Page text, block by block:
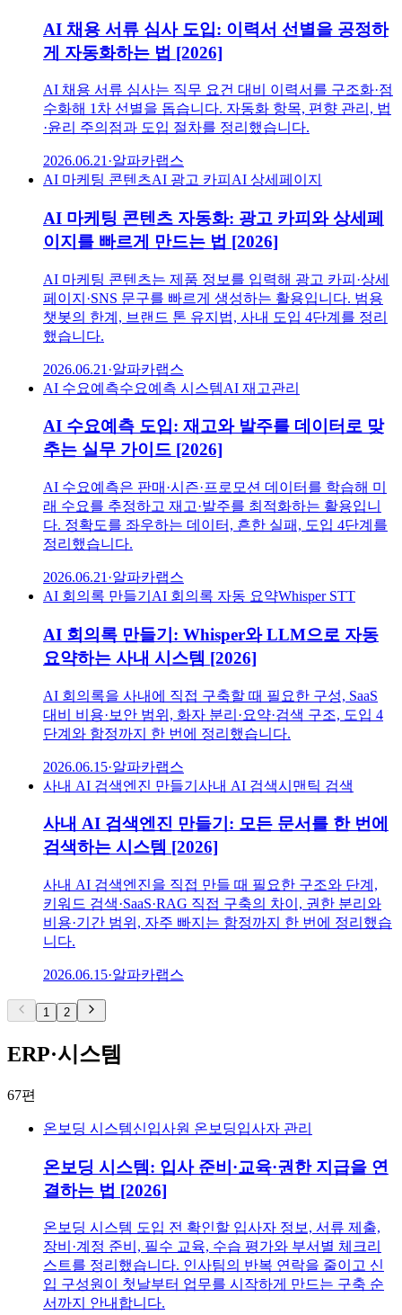
AI 채용 서류 심사 도입: 이력서 선별을 공정하
게 자동화하는 법 [2026]
AI 채용 서류 심사는 직무 요건 대비 이력서를 구조화·점
수화해 1차 선별을 돕습니다. 자동화 항목, 편향 관리, 법
·윤리 주의점과 도입 절차를 정리했습니다.
2026.06.21 ·알파카랩스
AI 마케팅 콘텐츠AI 광고 카피 AI 상세페이지
AI 마케팅 콘텐츠 자동화: 광고 카피와 상세페
이지를 빠르게 만드는 법 [2026]
AI 마케팅 콘텐츠는 제품 정보를 입력해 광고 카피·상세
페이지·SNS 문구를 빠르게 생성하는 활용입니다. 범용
챗봇의 한계, 브랜드 톤 유지법, 사내 도입 4단계를 정리
했습니다.
2026.06.21 ·알파카랩스
AI 수요예측수요예측 시스템AI 재고관리
AI 수요예측 도입: 재고와 발주를 데이터로 맞
추는 실무 가이드 [2026]
AI 수요예측은 판매·시즌·프로모션 데이터를 학습해 미
래 수요를 추정하고 재고·발주를 최적화하는 활용입니
다. 정확도를 좌우하는 데이터, 흔한 실패, 도입 4단계를
정리했습니다.
2026.06.21 ·알파카랩스
AI 회의록 만들기 AI 회의록 자동 요약Whisper STT
AI 회의록 만들기: Whisper와 LLM으로 자동
요약하는 사내 시스템 [2026]
AI 회의록을 사내에 직접 구축할 때 필요한 구성, SaaS
대비 비용·보안 범위, 화자 분리·요약·검색 구조, 도입 4
단계와 함정까지 한 번에 정리했습니다.
2026.06.15·알파카랩스
사내 AI 검색엔진 만들기 사내 AI 검색시맨틱 검색
사내 AI 검색엔진 만들기: 모든 문서를 한 번에
검색하는 시스템 [2026]
사내 AI 검색엔진을 직접 만들 때 필요한 구조와 단계,
키워드 검색·SaaS·RAG 직접 구축의 차이, 권한 분리와
비용·기간 범위, 자주 빠지는 함정까지 한 번에 정리했습
니다.
2026.06.15·알파카랩스
1 2
ERP·시스템
67편
온보딩 시스템신입사원 온보딩입사자 관리
온보딩 시스템: 입사 준비·교육·권한 지급을 연
결하는 법 [2026]
온보딩 시스템 도입 전 확인할 입사자 정보, 서류 제출,
장비·계정 준비, 필수 교육, 수습 평가와 부서별 체크리
스트를 정리했습니다. 인사팀의 반복 연락을 줄이고 신
입 구성원이 첫날부터 업무를 시작하게 만드는 구축 순
서까지 안내합니다.